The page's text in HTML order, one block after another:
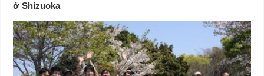
ở Shizuoka